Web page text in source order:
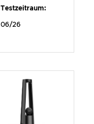
Testzeitraum:
06/26